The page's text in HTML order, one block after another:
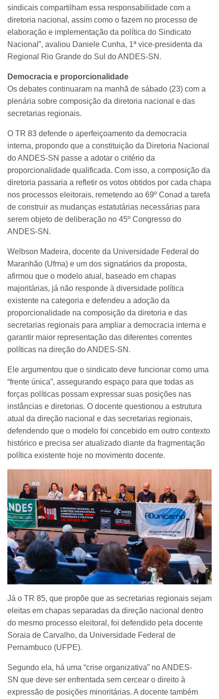
sindicais compartilham essa responsabilidade com a
diretoria nacional, assim como o fazem no processo de
elaboração e implementação da política do Sindicato
Nacional”, avaliou Daniele Cunha, 1ª vice-presidenta da
Regional Rio Grande do Sul do ANDES-SN.
Democracia e proporcionalidade
Os debates continuaram na manhã de sábado (23) com a
plenária sobre composição da diretoria nacional e das
secretarias regionais.
O TR 83 defende o aperfeiçoamento da democracia
interna, propondo que a constituição da Diretoria Nacional
do ANDES-SN passe a adotar o critério da
proporcionalidade qualificada. Com isso, a composição da
diretoria passaria a refletir os votos obtidos por cada chapa
nos processos eleitorais, remetendo ao 69º Conad a tarefa
de construir as mudanças estatutárias necessárias para
serem objeto de deliberação no 45º Congresso do
ANDES-SN.
Welbson Madeira, docente da Universidade Federal do
Maranhão (Ufma) e um dos signatários da proposta,
afirmou que o modelo atual, baseado em chapas
majoritárias, já não responde à diversidade política
existente na categoria e defendeu a adoção da
proporcionalidade na composição da diretoria e das
secretarias regionais para ampliar a democracia interna e
garantir maior representação das diferentes correntes
políticas na direção do ANDES-SN.
Ele argumentou que o sindicato deve funcionar como uma
“frente única”, assegurando espaço para que todas as
forças políticas possam expressar suas posições nas
instâncias e diretorias. O docente questionou a estrutura
atual da direção nacional e das secretarias regionais,
defendendo que o modelo foi concebido em outro contexto
histórico e precisa ser atualizado diante da fragmentação
política existente hoje no movimento docente.
Já o TR 85, que propõe que as secretarias regionais sejam
eleitas em chapas separadas da direção nacional dentro
do mesmo processo eleitoral, foi defendido pela docente
Soraia de Carvalho, da Universidade Federal de
Pernambuco (UFPE).
Segundo ela, há uma “crise organizativa” no ANDES-
SN que deve ser enfrentada sem cercear o direito à
expressão de posições minoritárias. A docente também